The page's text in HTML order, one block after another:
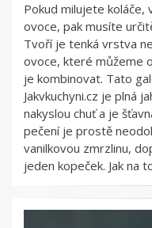
Pokud milujete
ovoce, pak musíte
Tvoří je tenká vrstva
ovoce, které můžeme
je kombinovat. Tato
Jakvkuchyni.cz je plná
nakyslou chuť a je
pečení je prostě
vanilkovou zmrzlinu,
jeden kopeček. Jak na